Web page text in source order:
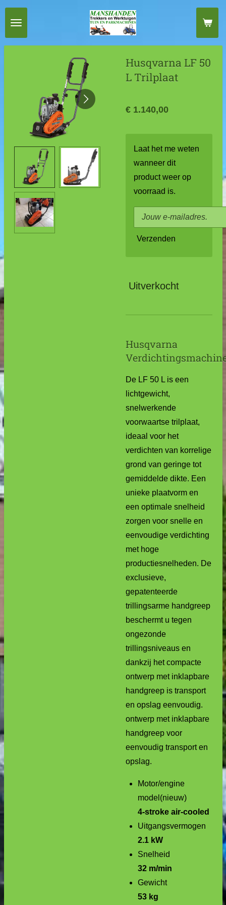
Ga
direct
naar
Husqvarna LF 50
L Trilplaat
€ 1.140,00
Laat het me weten
wanneer dit
product weer op
voorraad is.
Verzenden
Uitverkocht
Husqvarna
De LF 50 L is een
lichtgewicht,
snelwerkende
voorwaartse trilplaat,
ideaal voor het
verdichten van korrelige
grond van geringe tot
gemiddelde dikte. Een
unieke plaatvorm en
een optimale snelheid
zorgen voor snelle en
eenvoudige verdichting
met hoge
productiesnelheden. De
exclusieve,
gepatenteerde
trillingsarme handgreep
beschermt u tegen
ongezonde
trillingsniveaus en
dankzij het compacte
ontwerp met inklapbare
handgreep is transport
en opslag eenvoudig.
ontwerp met inklapbare
handgreep voor
eenvoudig transport en
opslag.
Motor/engine
model(nieuw)
4-stroke air-cooled
Uitgangsvermogen
2.1 kW
Snelheid
32 m/min
Gewicht
53 kg